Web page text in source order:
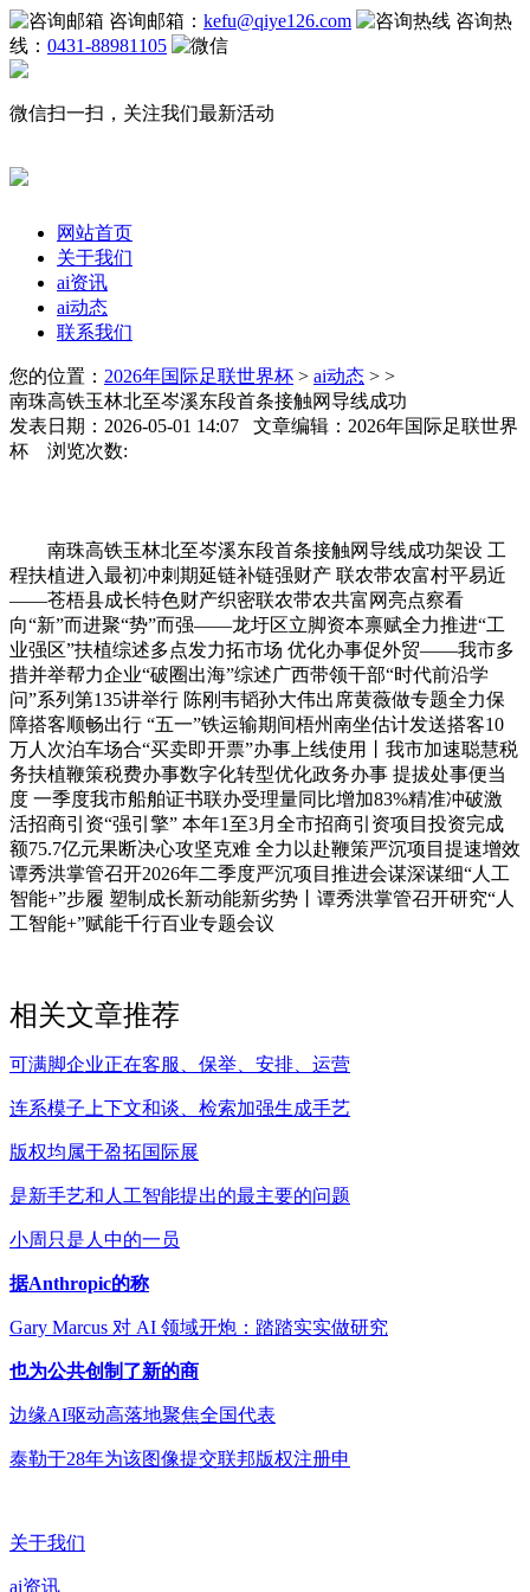
咨询邮箱： kefu@qiye126.com
咨询热
线： 0431-88981105
微信扫一扫，关注我们最新活动
网站首页
关于我们
ai资讯
ai动态
联系我们
您的位置： 2026年国际足联世界杯 > ai动态 > >
南珠高铁玉林北至岑溪东段首条接触网导线成功
发表日期：2026-05-01 14:07 文章编辑：2026年国际足联世界
杯 浏览次数:
南珠高铁玉林北至岑溪东段首条接触网导线成功架设 工
程扶植进入最初冲刺期延链补链强财产 联农带农富村平易近
——苍梧县成长特色财产织密联农带农共富网亮点察看
向“新”而进聚“势”而强——龙圩区立脚资本禀赋全力推进“工
业强区”扶植综述多点发力拓市场 优化办事促外贸——我市多
措并举帮力企业“破圈出海”综述广西带领干部“时代前沿学
问”系列第135讲举行 陈刚韦韬孙大伟出席黄薇做专题全力保
障搭客顺畅出行 “五一”铁运输期间梧州南坐估计发送搭客10
万人次泊车场合“买卖即开票”办事上线使用丨我市加速聪慧税
务扶植鞭策税费办事数字化转型优化政务办事 提拔处事便当
度 一季度我市船舶证书联办受理量同比增加83%精准冲破激
活招商引资“强引擎” 本年1至3月全市招商引资项目投资完成
额75.7亿元果断决心攻坚克难 全力以赴鞭策严沉项目提速增效
谭秀洪掌管召开2026年二季度严沉项目推进会谋深谋细“人工
智能+”步履 塑制成长新动能新劣势丨谭秀洪掌管召开研究“人
工智能+”赋能千行百业专题会议
相关文章推荐
可满脚企业正在客服、保举、安排、运营
连系模子上下文和谈、检索加强生成手艺
版权均属于盈拓国际展
是新手艺和人工智能提出的最主要的问题
小周只是人中的一员
据Anthropic的称
Gary Marcus 对 AI 领域开炮：踏踏实实做研究
也为公共创制了新的商
边缘AI驱动高落地聚焦全国代表
泰勒于28年为该图像提交联邦版权注册申
关于我们
ai资讯